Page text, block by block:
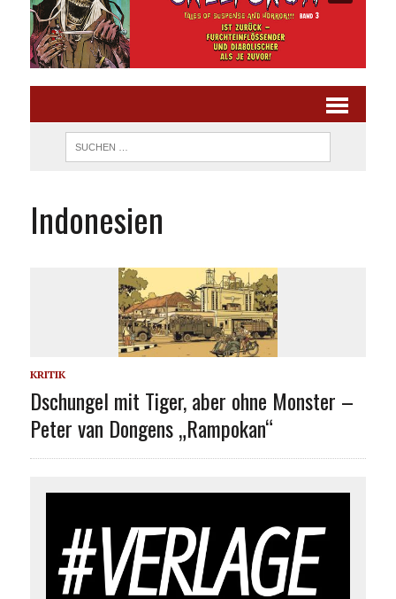
Indonesien
KRITIK
Dschungel mit Tiger, aber ohne Monster –
Peter van Dongens „Rampokan“